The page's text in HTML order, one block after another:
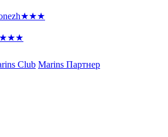
★★★
★★★
Club Marins Партнер